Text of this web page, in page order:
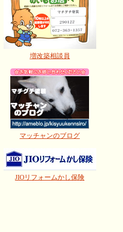
増改築相談員
マッチャンのブログ
JIOリフォームかし保険